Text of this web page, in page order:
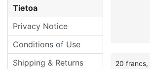
Tietoa
Privacy Notice
Conditions of Use
Shipping & Returns
20 francs,